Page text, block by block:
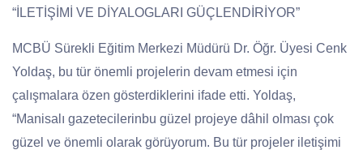
“İLETİŞİMİ VE DİYALOGLARI GÜÇLENDİRİYOR”
MCBÜ Sürekli Eğitim Merkezi Müdürü Dr. Öğr. Üyesi Cenk
Yoldaş, bu tür önemli projelerin devam etmesi için
çalışmalara özen gösterdiklerini ifade etti. Yoldaş,
“Manisalı gazetecilerinbu güzel projeye dâhil olması çok
güzel ve önemli olarak görüyorum. Bu tür projeler iletişimi